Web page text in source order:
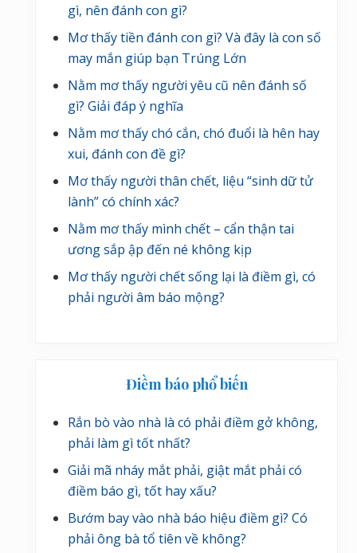
gì, nên đánh con gì?
Mơ thấy tiền đánh con gì? Và đây là con số
may mắn giúp bạn Trúng Lớn
Nằm mơ thấy người yêu cũ nên đánh số
gì? Giải đáp ý nghĩa
Nằm mơ thấy chó cắn, chó đuổi là hên hay
xui, đánh con đề gì?
Mơ thấy người thân chết, liệu “sinh dữ tử
lành” có chính xác?
Nằm mơ thấy mình chết – cẩn thận tai
ương sắp ập đến né không kịp
Mơ thấy người chết sống lại là điềm gì, có
phải người âm báo mộng?
Điềm báo phổ biến
Rắn bò vào nhà là có phải điềm gở không,
phải làm gì tốt nhất?
Giải mã nháy mắt phải, giật mắt phải có
điềm báo gì, tốt hay xấu?
Bướm bay vào nhà báo hiệu điềm gì? Có
phải ông bà tổ tiên về không?